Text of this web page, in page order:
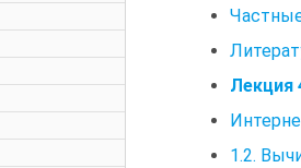
Лекция
1.2.